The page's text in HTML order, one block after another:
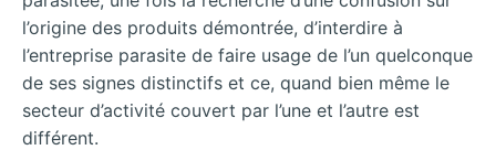
l’origine des produits démontrée, d’interdire à
l’entreprise parasite de faire usage de l’un quelconque
de ses signes distinctifs et ce, quand bien même le
secteur d’activité couvert par l’une et l’autre est
différent.